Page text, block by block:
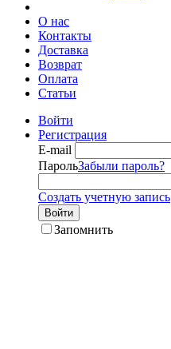
О нас
Контакты
Доставка
Возврат
Оплата
Статьи
Войти
Регистрация
E-mail
ПарольЗабыли пароль?
Создать учетную запись
Войти
Запомнить